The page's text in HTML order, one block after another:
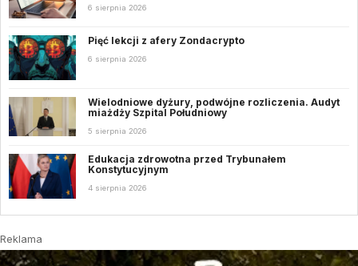
6 sierpnia 2026
Pięć lekcji z afery Zondacrypto
6 sierpnia 2026
Wielodniowe dyżury, podwójne rozliczenia. Audyt
miażdży Szpital Południowy
5 sierpnia 2026
Edukacja zdrowotna przed Trybunałem
Konstytucyjnym
4 sierpnia 2026
Reklama